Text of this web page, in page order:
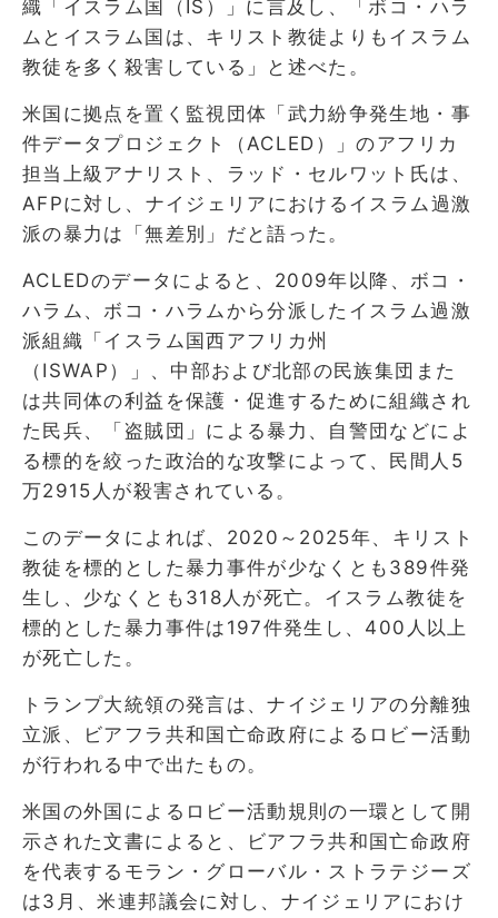
織「イスラム国（IS）」に言及し、「ボコ・ハラ
ムとイスラム国は、キリスト教徒よりもイスラム
教徒を多く殺害している」と述べた。
米国に拠点を置く監視団体「武力紛争発生地・事
件データプロジェクト（ACLED）」のアフリカ
担当上級アナリスト、ラッド・セルワット氏は、
AFPに対し、ナイジェリアにおけるイスラム過激
派の暴力は「無差別」だと語った。
ACLEDのデータによると、2009年以降、ボコ・
ハラム、ボコ・ハラムから分派したイスラム過激
派組織「イスラム国西アフリカ州
（ISWAP）」、中部および北部の民族集団また
は共同体の利益を保護・促進するために組織され
た民兵、「盗賊団」による暴力、自警団などによ
る標的を絞った政治的な攻撃によって、民間人5
万2915人が殺害されている。
このデータによれば、2020～2025年、キリスト
教徒を標的とした暴力事件が少なくとも389件発
生し、少なくとも318人が死亡。イスラム教徒を
標的とした暴力事件は197件発生し、400人以上
が死亡した。
トランプ大統領の発言は、ナイジェリアの分離独
立派、ビアフラ共和国亡命政府によるロビー活動
が行われる中で出たもの。
米国の外国によるロビー活動規則の一環として開
示された文書によると、ビアフラ共和国亡命政府
を代表するモラン・グローバル・ストラテジーズ
は3月、米連邦議会に対し、ナイジェリアにおけ